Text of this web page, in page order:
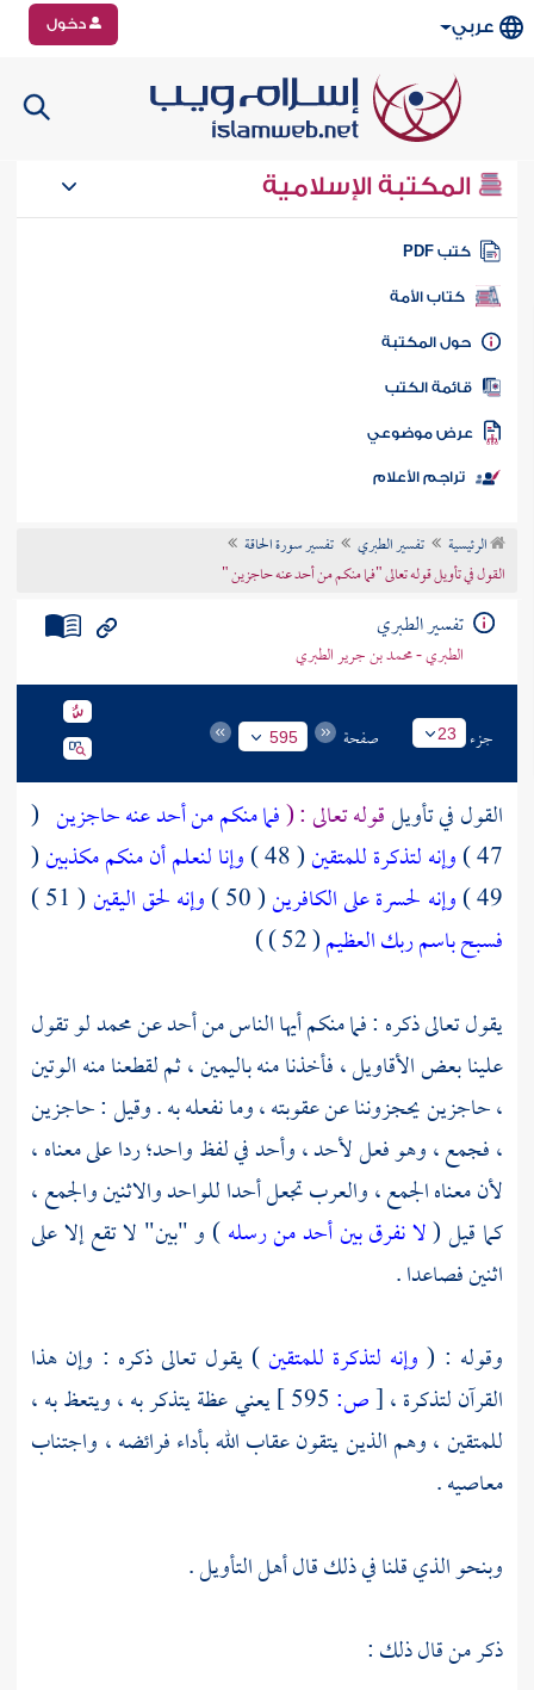
عربي دخول
المكتبة الإسلامية
كتب PDF
كتاب الأمة
المكتبة
الكتب
موضوعي
تراجم الأعلام
الرئيسية تفسير الطبري
تفسير سورة الحاقة
القول في تأويل قوله تعالى "فما منكم من أحد عنه حاجزين "
تفسير الطبري
الطبري - محمد بن جرير الطبري
جزء 23 صفحة 595
القول في تأويلقوله تعالى : (فما منكم من أحد عنه حاجزين (
47 ) وإنه لتذكرة للمتقين( 48 ) وإنا لنعلم أن منكم مكذبين(
49 ) وإنه لحسرة على الكافرين( 50 ) وإنه لحق اليقين( 51 )
فسبح باسم ربك العظيم( 52 ) )
يقول تعالى ذكره : فما منكم أيها الناس من أحد عنمحمدلو تقول
علينا بعض الأقاويل ، فأخذنا منه باليمين ، ثم لقطعنا منه الوتين
، حاجزين يحجزوننا عن عقوبته ، وما نفعله به . وقيل : حاجزين
، فجمع ، وهو فعل لأحد ، وأحد في لفظ واحد؛ ردا على معناه ،
لأن معناه الجمع ، والعرب تجعل أحدا للواحد والاثنين والجمع ،
كما قيل (لا نفرق بين أحد من رسله) و "بين" لا تقع إلا على
اثنين فصاعدا .
وقوله : ( وإنه لتذكرة للمتقين) يقول تعالى ذكره : وإن هذا
القرآن لتذكرة ،[ص:
يعني عظة يتذكر به ، ويتعظ به ،
للمتقين ، وهم الذين يتقون عقاب الله بأداء فرائضه ، واجتناب
معاصيه .
وبنحو الذي قلنا في ذلك قال أهل التأويل .
ذكر من قال ذلك :